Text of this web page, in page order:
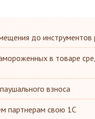
до инструментов
в товаре
взноса
партнерам свою 1С